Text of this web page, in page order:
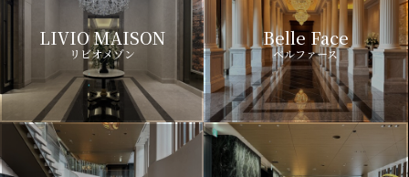
LIVIO MAISON
リビオメゾン
Belle Face
ベルファース